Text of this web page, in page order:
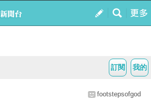
我的
訂閱
footstepsofgod